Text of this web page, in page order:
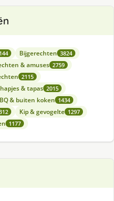
Bijgerechten 3824
& amuses 2759
2115
& tapas 2015
& buiten koken 1434
Kip & gevogelte 1297
1177